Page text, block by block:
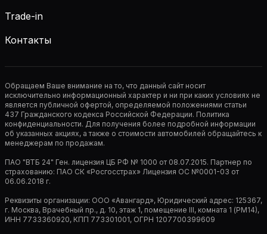
Trade-in
Контакты
Обращаем Ваше внимание на то, что данный сайт носит
исключительно информационный характер и ни при каких условиях не
является публичной офертой, определяемой положениями статьи
437 Гражданского кодекса Российской Федерации. Политика
конфиденциальности. Для получения более подробной информации
об указанных акциях, а также о стоимости автомобилей обращайтесь к
менеджерам по продажам.
ПАО "ВТБ 24" Ген. лицензия ЦБ РФ № 1000 от 08.07.2015. Партнер по
страхованию: ПАО СК «Росгосстрах» Лицензия ОС №0001-03 от
06.06.2018 г.
Реквизиты организации: ООО «Авангард», Юридический адрес: 125367,
г. Москва, Врачебный пр., д. 10, этаж 1, помещение III, комната 1 (РМ14),
ИНН 7733360920, КПП 773301001, ОГРН 1207700399609